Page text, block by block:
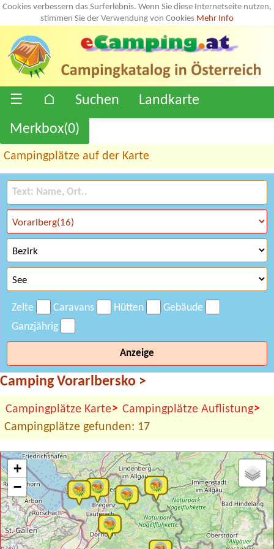
Cookies verbessern das Surferlebnis. Wenn Sie diese Internetseite nutzen,
stimmen Sie der Verwendung von Cookies Mehr Info
☰ ⌂ Suchen
Landkarte
Merkbox(0)
Campingplätze auf der Karte
Zelte Caravans Hütten
Gebäude
Ganzjährig
Anzeige
Camping Vorarlbersko >
Campingplätze Karte> Campingplätze Auflistung>
Campingplätze gefunden: 17
+
−